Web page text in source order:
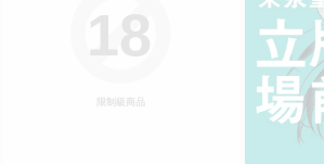
限制級商品
18